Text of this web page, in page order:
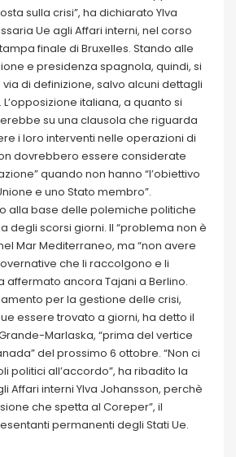
sulla crisi”, ha dichiarato Ylva
Ue agli Affari interni, nel corso
finale di Bruxelles. Stando alle
e presidenza spagnola, quindi, si
di definizione, salvo alcuni dettagli
italiana, a quanto si
su una clausola che riguarda
i loro interventi nelle operazioni di
dovrebbero essere considerate
quando non hanno “l’obiettivo
e uno Stato membro”.
alla base delle polemiche politiche
degli scorsi giorni. Il “problema non è
Mar Mediterraneo, ma “non avere
che li raccolgono e li
affermato ancora Tajani a Berlino.
per la gestione delle crisi,
essere trovato a giorni, ha detto il
Marlaska, “prima del vertice
del prossimo 6 ottobre. “Non ci
politici all’accordo”, ha ribadito la
Affari interni Ylva Johansson, perchè
che spetta al Coreper”, il
permanenti degli Stati Ue.